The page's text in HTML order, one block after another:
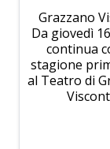
Grazzano
Da giovedì
continua
stagione
al Teatro di